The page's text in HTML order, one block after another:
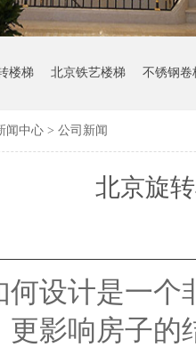
楼梯 北京铁艺楼梯 不锈钢卷
闻中心 > 公司新闻
北京旋
何设计是一
更影响房子的